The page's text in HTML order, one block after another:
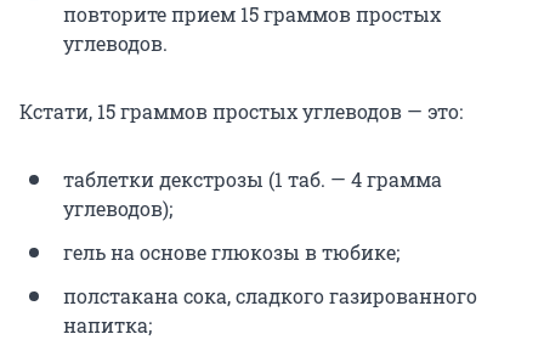
повторите прием 15 граммов простых
углеводов.
Кстати, 15 граммов простых углеводов — это:
таблетки декстрозы (1 таб. — 4 грамма
углеводов);
гель на основе глюкозы в тюбике;
полстакана сока, сладкого газированного
напитка;